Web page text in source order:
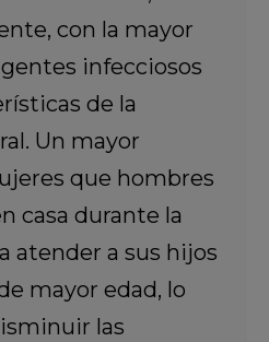
con la mayor
infecciosos
de la
Un mayor
que hombres
casa durante la
atender a sus hijos
mayor edad, lo
las